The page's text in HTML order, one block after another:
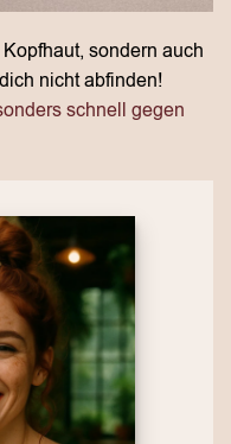
sondern auch
nicht abfinden!
schnell gegen